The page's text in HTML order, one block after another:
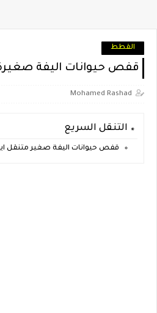
القطط
قفص حيوانات اليفة
Mohamed Rashad
التنقل السريع
قفص حيوانات اليفة صغير متنقل